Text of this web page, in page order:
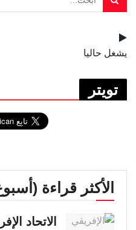
يشغل حاليا
تويتر
الأكثر قراءة
الاتحاد